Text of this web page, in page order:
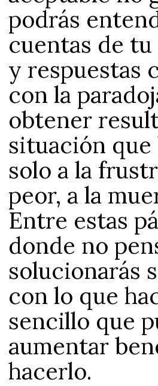
podrás
cuentas de
y respuestas
con la
obtener
situación
solo a la
peor, a la
Entre estas
donde no
solucionarás
con lo que
sencillo que
aumentar
hacerlo.